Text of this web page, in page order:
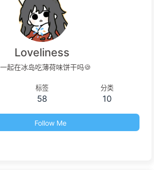
Loveliness
起在冰岛吃薄荷味饼干吗🍪
标签
58
分类
10
Follow Me